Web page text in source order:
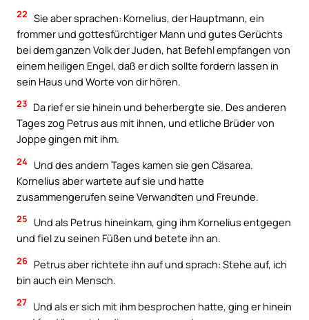
22 Sie aber sprachen: Kornelius, der Hauptmann, ein
frommer und gottesfürchtiger Mann und gutes Gerüchts
bei dem ganzen Volk der Juden, hat Befehl empfangen von
einem heiligen Engel, daß er dich sollte fordern lassen in
sein Haus und Worte von dir hören.
23 Da rief er sie hinein und beherbergte sie. Des anderen
Tages zog Petrus aus mit ihnen, und etliche Brüder von
Joppe gingen mit ihm.
24 Und des andern Tages kamen sie gen Cäsarea.
Kornelius aber wartete auf sie und hatte
zusammengerufen seine Verwandten und Freunde.
25
Und als Petrus hineinkam, ging ihm Kornelius entgegen
und fiel zu seinen Füßen und betete ihn an.
26 Petrus aber richtete ihn auf und sprach: Stehe auf, ich
bin auch ein Mensch.
27 Und als er sich mit ihm besprochen hatte, ging er hinein